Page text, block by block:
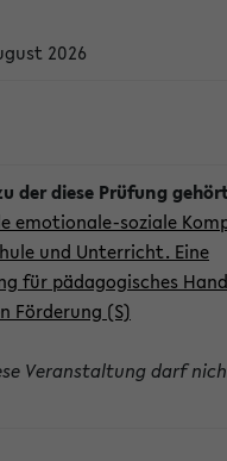
2026
emotionale-soziale
und Unterricht. Eine
für pädagogisches
Förderung (S)
Veranstaltung darf